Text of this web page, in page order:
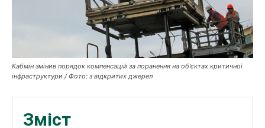
Курс валют
Ми в соц. мережах
Кабмін змінив порядок компенсацій за поранення на об'єктах критичної
інфраструктури / Фото: з відкритих джерел
Зміст